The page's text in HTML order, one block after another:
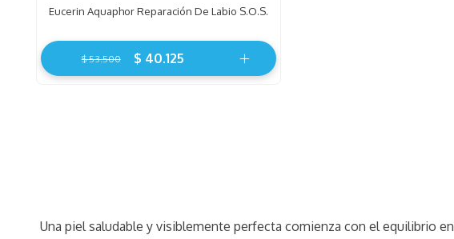
Eucerin Aquaphor Reparación De Labio S.O.S.
$ 53.500 $ 40.125
Una piel saludable y visiblemente perfecta comienza con el equilibrio